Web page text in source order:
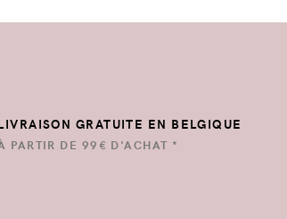
GRATUITE EN BELGIQUE
PARTIR DE 99€ D'ACHAT *